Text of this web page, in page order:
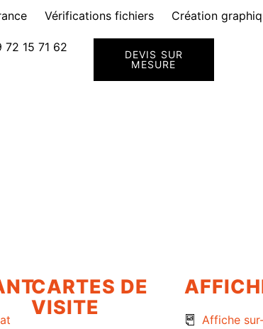
Vérifications fichiers Création
72 15 71 62
DEVIS SUR
MESURE
CARTES DE
VISITE
Affiche